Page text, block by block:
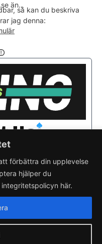
förbättra din upplevelse
hjälper du
här.
11:00 - 22:00
11:00 - 22:00
11:00 - 22:00
än..
så kan du beskriva
jag denna:
Lägg till pizzeria.
hemsida